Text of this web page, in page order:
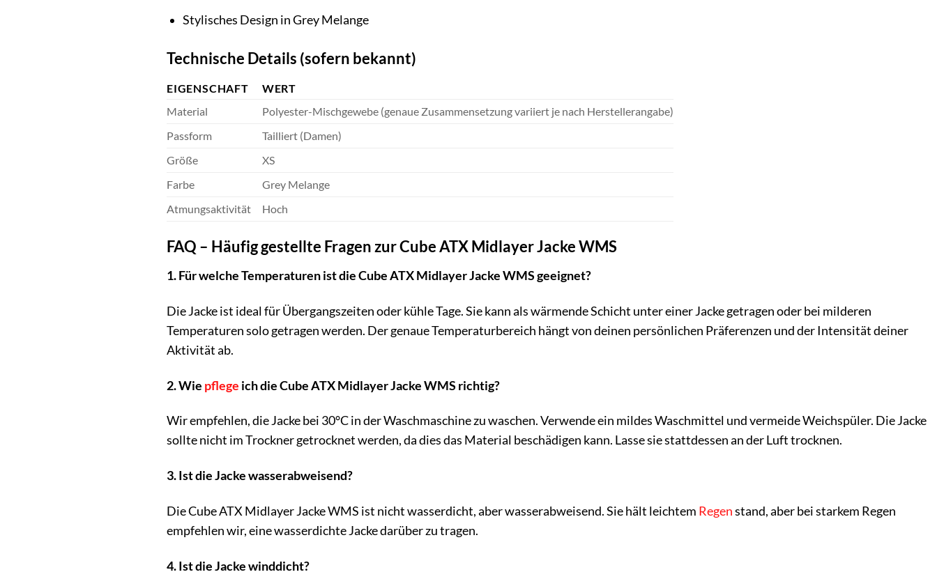
Stylisches Design in Grey Melange
Technische Details (sofern bekannt)
EIGENSCHAFT
WERT
Material
Polyester-Mischgewebe (genaue Zusammensetzung variiert je nach Herstellerangabe)
Passform
Tailliert (Damen)
Größe
XS
Farbe
Grey Melange
Atmungsaktivität
Hoch
FAQ – Häufig gestellte Fragen zur Cube ATX Midlayer Jacke WMS
1. Für welche Temperaturen ist die Cube ATX Midlayer Jacke WMS geeignet?
Die Jacke ist ideal für Übergangszeiten oder kühle Tage. Sie kann als wärmende Schicht unter einer Jacke getragen oder bei milderen
Temperaturen solo getragen werden. Der genaue Temperaturbereich hängt von deinen persönlichen Präferenzen und der Intensität deiner
Aktivität ab.
2. Wie pflege ich die Cube ATX Midlayer Jacke WMS richtig?
Wir empfehlen, die Jacke bei 30°C in der Waschmaschine zu waschen. Verwende ein mildes Waschmittel und vermeide Weichspüler. Die Jacke
sollte nicht im Trockner getrocknet werden, da dies das Material beschädigen kann. Lasse sie stattdessen an der Luft trocknen.
3. Ist die Jacke wasserabweisend?
Die Cube ATX Midlayer Jacke WMS ist nicht wasserdicht, aber wasserabweisend. Sie hält leichtem Regenstand, aber bei starkem Regen
empfehlen wir, eine wasserdichte Jacke darüber zu tragen.
4. Ist die Jacke winddicht?